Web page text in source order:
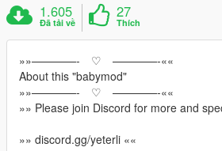
1.605
Đã tải về
27
Thích
»»————- ♡ ————-««
About this "babymod"
»»————- ♡ ————-««
»» Please join Discord for more and
»» discord.gg/yeterli ««